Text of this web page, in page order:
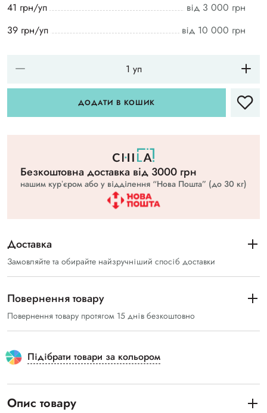
41 грн/уп
від 3 000 грн
39 грн/уп
від 10 000 грн
ДОДАТИ В КОШИК
Безкоштовна доставка вiд 3000 грн
нашим курʼєром або у відділення “Нова Пошта” (до 30 кг)
Доставка
Замовляйте та обирайте найзручніший спосіб доставки
Повернення товару
Повернення товару протягом 15 днів безкоштовно
Підібрати товари за кольором
Опис товару